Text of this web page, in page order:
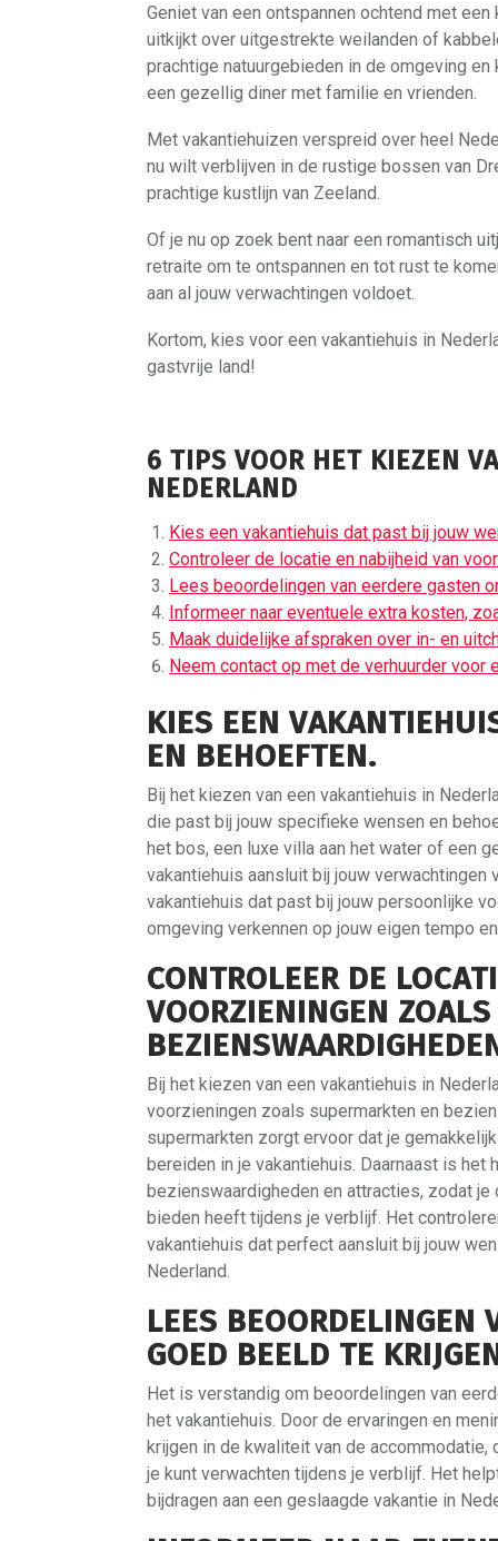
Geniet van een ontspannen ochtend met
uitkijkt over uitgestrekte weilanden of
prachtige natuurgebieden in de omgeving
een gezellig diner met familie en vrienden.
Met vakantiehuizen verspreid over heel
nu wilt verblijven in de rustige bossen van
prachtige kustlijn van Zeeland.
Of je nu op zoek bent naar een romantisch
retraite om te ontspannen en tot rust te
aan al jouw verwachtingen voldoet.
Kortom, kies voor een vakantiehuis in
gastvrije land!
6 TIPS VOOR HET KIEZEN
NEDERLAND
Kies een vakantiehuis dat past bij jouw
Controleer de locatie en nabijheid van
Lees beoordelingen van eerdere gasten
Informeer naar eventuele extra kosten,
Maak duidelijke afspraken over in- en
Neem contact op met de verhuurder
KIES EEN
EN BEHOEFTEN.
Bij het kiezen van een vakantiehuis in
die past bij jouw specifieke wensen en
het bos, een luxe villa aan het water of een
vakantiehuis aansluit bij jouw
vakantiehuis dat past bij jouw persoonlijke
omgeving verkennen op jouw eigen tempo
CONTROLEER DE
VOORZIENINGEN
Bij het kiezen van een vakantiehuis in
voorzieningen zoals supermarkten en
supermarkten zorgt ervoor dat je
bereiden in je vakantiehuis. Daarnaast is het
bezienswaardigheden en attracties, zodat
bieden heeft tijdens je verblijf. Het
vakantiehuis dat perfect aansluit bij jouw
Nederland.
LEES BEOORDELINGEN
GOED BEELD TE
Het is verstandig om beoordelingen van
het vakantiehuis. Door de ervaringen en
krijgen in de kwaliteit van de
je kunt verwachten tijdens je verblijf. Het
bijdragen aan een geslaagde vakantie in